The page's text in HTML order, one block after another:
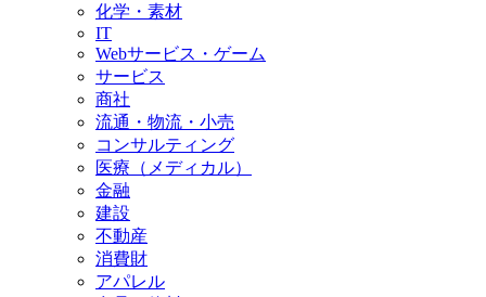
化学・素材
IT
Webサービス・ゲーム
サービス
商社
流通・物流・小売
コンサルティング
医療（メディカル）
金融
建設
不動産
消費財
アパレル